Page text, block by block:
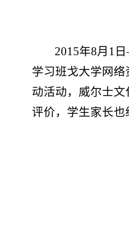
2015年8月1
学习班戈大学网
动活动，威尔士
评价，学生家长